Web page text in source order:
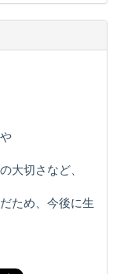
大切さなど、
ため、今後に生